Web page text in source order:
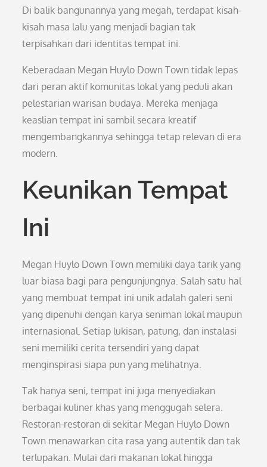
Di balik bangunannya yang megah, terdapat kisah-
kisah masa lalu yang menjadi bagian tak
terpisahkan dari identitas tempat ini.
Keberadaan Megan Huylo Down Town tidak lepas
dari peran aktif komunitas lokal yang peduli akan
pelestarian warisan budaya. Mereka menjaga
keaslian tempat ini sambil secara kreatif
mengembangkannya sehingga tetap relevan di era
modern.
Keunikan Tempat
Ini
Megan Huylo Down Town memiliki daya tarik yang
luar biasa bagi para pengunjungnya. Salah satu hal
yang membuat tempat ini unik adalah galeri seni
yang dipenuhi dengan karya seniman lokal maupun
internasional. Setiap lukisan, patung, dan instalasi
seni memiliki cerita tersendiri yang dapat
menginspirasi siapa pun yang melihatnya.
Tak hanya seni, tempat ini juga menyediakan
berbagai kuliner khas yang menggugah selera.
Restoran-restoran di sekitar Megan Huylo Down
Town menawarkan cita rasa yang autentik dan tak
terlupakan. Mulai dari makanan lokal hingga